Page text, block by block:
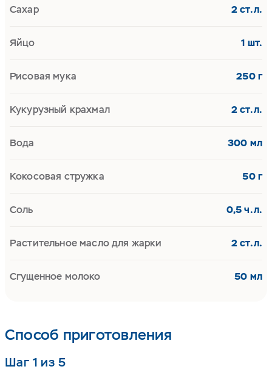
Способ приготовления
Шаг 1 из 5
Сахар 2 ст.л.
Яйцо 1 шт.
Рисовая мука 250 г
Кукурузный крахмал 2 ст.л.
Вода 300 мл
Кокосовая стружка 50 г
Соль 0,5 ч.л.
Растительное масло для жарки 2 ст.л.
Сгущенное молоко 50 мл